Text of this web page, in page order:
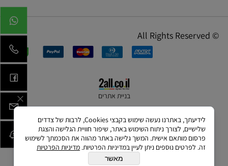
© All Rights Reserved
בניית אתרים
לידיעתך, באתרנו נעשה שימוש בקבצי Cookies, לרבות של צדדים
שלישיים, לצורך ניתוח השימוש באתר, שיפור חוויית הגלישה והצגת
פרסום מותאם אישית. המשך גלישה באתר מהווה את הסכמתך לשימוש
זה. לפרטים נוספים ניתן לעיין במדיניות הפרטיות. מדיניות הפרטיות
מאשר